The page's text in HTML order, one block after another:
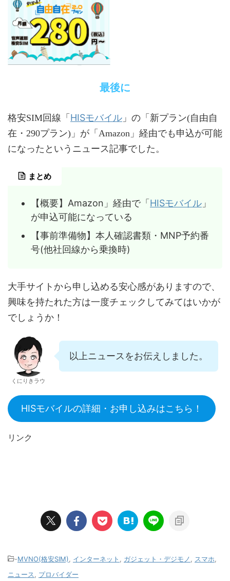
最後に
格安SIM回線「 HISモバイル 」の「新プラン(自由自
在・290プラン)」が「Amazon」経由でも申込が可能
になったというニュース記事でした。
まとめ
【概要】Amazon」経由で「HISモバイル 」
が申込可能になっている
【事前準備物】本人確認書類・MNP予約番
号(他社回線から乗換時)
大手サイトから申し込める安心感がありますので、
興味を持たれた方は一度チェックしてみてはいかが
でしょうか！
くにりきラウ
以上ニュースをお伝えしました。
HISモバイルの詳細・お申し込みはこちら！
リンク
-MVNO(格安SIM) インターネット ガジェット・デジモノ スマホ
ニュース
プロバイダー